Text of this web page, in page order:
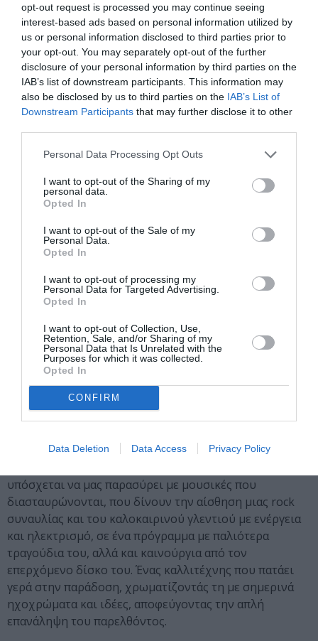
opt-out request is processed you may continue seeing
interest-based ads based on personal information utilized by
us or personal information disclosed to third parties prior to
your opt-out. You may separately opt-out of the further
disclosure of your personal information by third parties on the
IAB’s list of downstream participants. This information may
also be disclosed by us to third parties on the IAB’s List of
Downstream Participants that may further disclose it to other
Personal Data Processing Opt Outs
I want to opt-out of the Sharing of my
personal data.
Opted In
I want to opt-out of the Sale of my
Personal Data.
Opted In
I want to opt-out of processing my
Personal Data for Targeted Advertising.
Opted In
I want to opt-out of Collection, Use,
Retention, Sale, and/or Sharing of my
Personal Data that Is Unrelated with the
Purposes for which it was collected.
Opted In
CONFIRM
Data Deletion Data Access Privacy Policy
Συμμετέχουν μέλη της χορευτικής ομάδας
«Χοροαχλιστός» και ο ηθοποιός θεάτρου Θοδωρής
Κατσικαλούδης που θα αποδώσει σύντομα μουσικο-
λαογραφικά σχόλια για τα τραγούδια και τους χορούς.
Το πρόγραμμα της παράστασης είναι διανθισμένο με
επιλεγμένα ιστορικά και λογοτεχνικά κείμενα,
προβολή φωτογραφικών και κινηματογραφικών
ντοκουμέντων.
Πέμπτη 30 Ιουνίου 2022
20.30| «Προμηθέας και Επιμηθέας»
Μια πρωτότυπη παιδική θεατρική παράσταση
Θανάση Αλφόνσο. Παίζουν οι ηθοποιοί: Θανάσης
Αλφόνσο, Ιούλιος Καίσαρας Αθανασίου, Σπύρος
Στελιανέσης, Βίκυ Θεοφανάκη, Μαρίνα Λυσάνδρου.
Αφηγείται ο Σπύρος Μπιμπίλας.
Παρασκευή 1 Ιουλίου 2022
21.00| «Και του καιρού και πάντα»
Συναυλία με τον Γιώργο Νικηφόρου Ζερβάκη
Ο Γιώργος Νικηφόρου Ζερβάκης, ένας από τους πιο
υπόσχεται να μας παρασύρει με μουσικές που
διασταυρώνονται, που δίνουν την αίσθηση μιας rock
συναυλίας και του καλοκαιρινού γλεντιού με ενέργεια
και ηλεκτρισμό, σε ένα πρόγραμμα με παλιότερα
τραγούδια του, αλλά και καινούργια από τον
επερχόμενο δίσκο του. Ένας καλλιτέχνης που πατάει
γερά στην παράδοση, χρωματίζοντάς τη με σημερινά
ηχοχρώματα και ιδέες, αποφεύγοντας την απλή
επανάληψη του παρελθόντος.